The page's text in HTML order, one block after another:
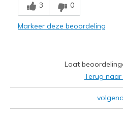
Beste toepassingen
Casual Wear
Feels true
Sizing
Feels true
Shoes are
3 0
Markeer deze beoordeling
Laat
Terug naar